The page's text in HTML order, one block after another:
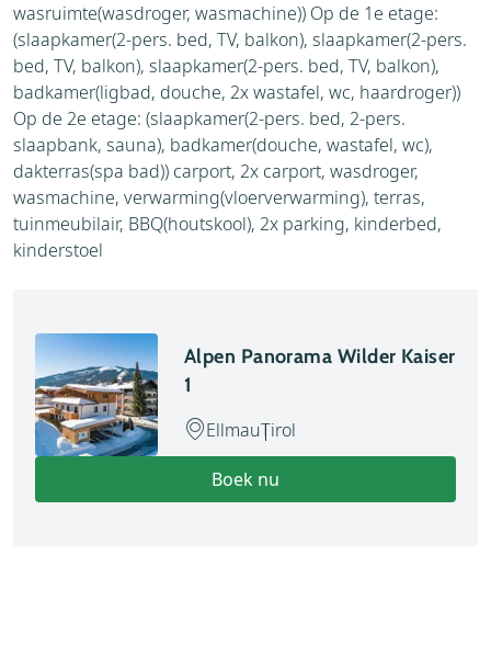
wasruimte(wasdroger, wasmachine)) Op de 1e etage:
(slaapkamer(2-pers. bed, TV, balkon), slaapkamer(2-pers.
bed, TV, balkon), slaapkamer(2-pers. bed, TV, balkon),
badkamer(ligbad, douche, 2x wastafel, wc, haardroger))
Op de 2e etage: (slaapkamer(2-pers. bed, 2-pers.
slaapbank, sauna), badkamer(douche, wastafel, wc),
dakterras(spa bad)) carport, 2x carport, wasdroger,
wasmachine, verwarming(vloerverwarming), terras,
tuinmeubilair, BBQ(houtskool), 2x parking, kinderbed,
kinderstoel
Alpen Panorama Wilder Kaiser
1
EllmauTirol
Boek nu